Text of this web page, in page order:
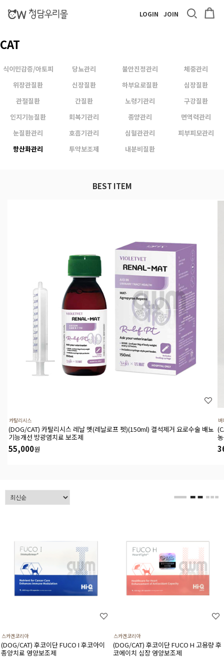
LOGIN JOIN
CAT
식이민감증/아토피 당뇨관리 불안진정관리
체중관리
위장관질환
신장질환 하부요로질환
심장질환
관절질환
간질환 노령기관리
구강질환
인지기능질환
회복기관리 종양관리
면역력관리
눈질환관리
호흡기관리 심혈관관리
피부피모관리
항산화관리
투약보조제 내분비질환
BEST ITEM
카탈리시스
(DOG/CAT) 카탈리시스 레날 멧(레날로프 펫)(150ml) 결석제거 요로수술 배뇨
기능개선 방광염치료 보조제
55,000원
버
스카겐코리아
(DOG/CAT) 후코이단 FUCO I 후코아이
종양치료 영양보조제
스카겐코리아
(DOG/CAT) 후코이단 FUCO H 고용량 후
코에이치 심장 영양보조제